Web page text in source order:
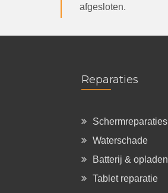
afgesloten.
Reparaties
Schermreparaties
Waterschade
Batterij & opladen
Tablet reparatie